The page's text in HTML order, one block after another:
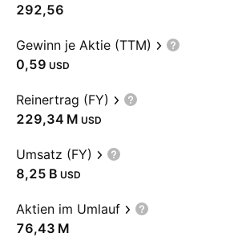
292,56
Gewinn je Aktie (TTM)
0,59 USD
Reinertrag (FY)
‪229,34 M‬ USD
Umsatz (FY)
‪8,25 B‬ USD
Aktien im Umlauf
‪76,43 M‬